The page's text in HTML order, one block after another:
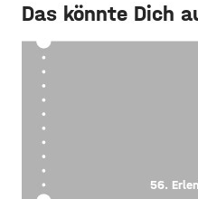
Das könnte Dich
56.